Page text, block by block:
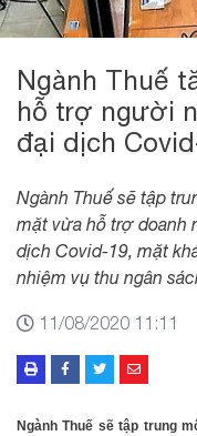
Ngành Thuế
hỗ trợ người
đại dịch
Ngành Thuế sẽ tập
mặt vừa hỗ trợ doanh
dịch Covid-19, mặt
nhiệm vụ thu ngân
11/08/2020 11:11
Ngành Thuế sẽ tập trung